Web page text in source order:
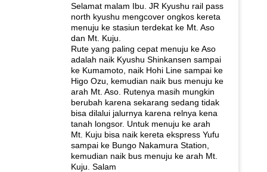
Selamat malam Ibu. JR Kyushu rail pass
north kyushu mengcover ongkos kereta
menuju ke stasiun terdekat ke Mt. Aso
dan Mt. Kuju.
Rute yang paling cepat menuju ke Aso
adalah naik Kyushu Shinkansen sampai
ke Kumamoto, naik Hohi Line sampai ke
Higo Ozu, kemudian naik bus menuju ke
arah Mt. Aso. Rutenya masih mungkin
berubah karena sekarang sedang tidak
bisa dilalui jalurnya karena relnya kena
tanah longsor. Untuk menuju ke arah
Mt. Kuju bisa naik kereta ekspress Yufu
sampai ke Bungo Nakamura Station,
kemudian naik bus menuju ke arah Mt.
Kuju. Salam